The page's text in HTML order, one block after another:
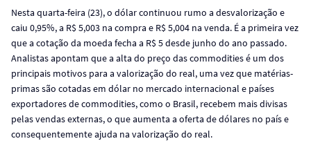
Nesta quarta-feira (23), o dólar continuou rumo a desvalorização e
caiu 0,95%, a R$ 5,003 na compra e R$ 5,004 na venda. É a primeira vez
que a cotação da moeda fecha a R$ 5 desde junho do ano passado.
Analistas apontam que a alta do preço das commodities é um dos
principais motivos para a valorização do real, uma vez que matérias-
primas são cotadas em dólar no mercado internacional e países
exportadores de commodities, como o Brasil, recebem mais divisas
pelas vendas externas, o que aumenta a oferta de dólares no país e
consequentemente ajuda na valorização do real.